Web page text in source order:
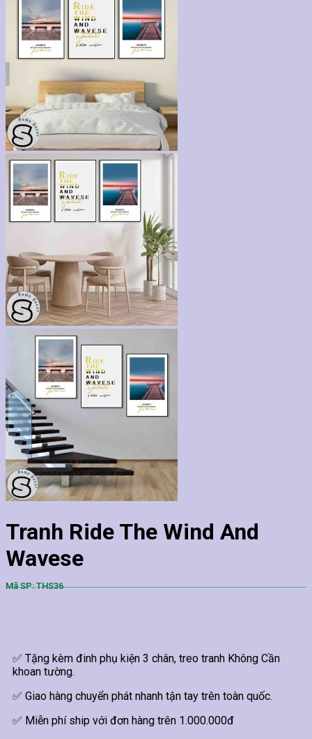
Tranh Ride The Wind And
Wavese
Mã SP: THS36
✅ Tặng kèm đinh phụ kiện 3 chân, treo tranh Không Cần
khoan tường.
✅ Giao hàng chuyển phát nhanh tận tay trên toàn quốc.
✅ Miễn phí ship với đơn hàng trên 1.000.000đ